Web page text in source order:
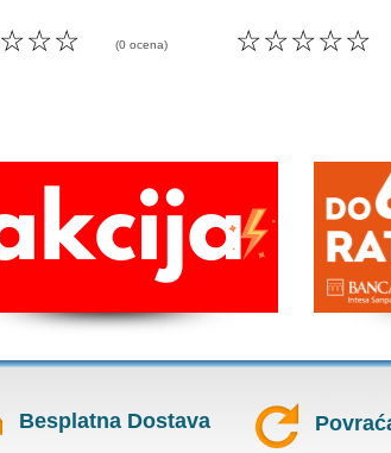
☆
☆
☆ (0 ocena) ☆
☆
☆
☆
☆
Besplatna Dostava